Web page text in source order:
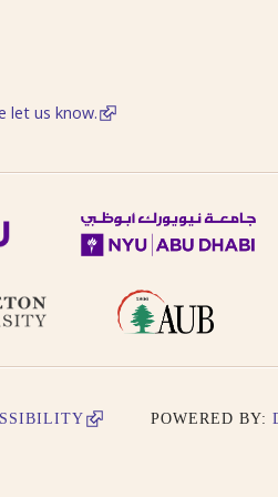
letter of a word are not
suffix appears as -iyah and
in transliteration as -an, i.e.
nouns).
let us know.
POWERED BY: